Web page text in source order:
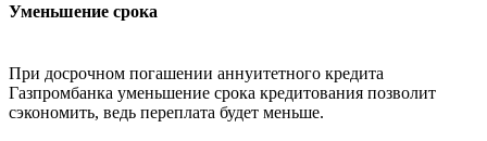
Уменьшение срока
При досрочном погашении аннуитетного кредита
Газпромбанка уменьшение срока кредитования позволит
сэкономить, ведь переплата будет меньше.